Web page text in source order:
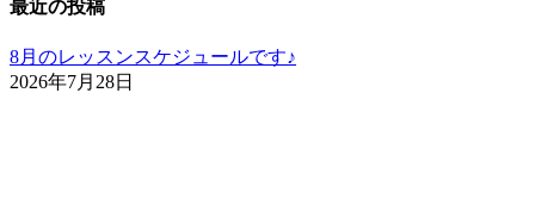
最近の投稿
8月のレッスンスケジュールです♪
2026年7月28日